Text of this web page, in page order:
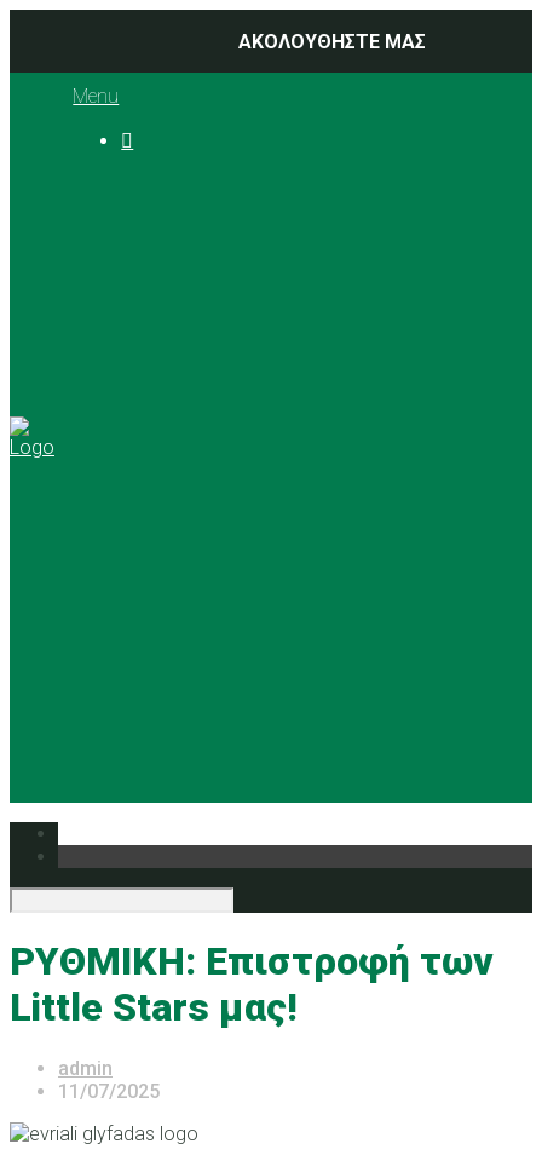
ΑΚΟΛΟΥΘΗΣΤΕ ΜΑΣ
Menu

ΡΥΘΜΙΚΗ: Επιστροφή των
Little Stars μας!
admin
11/07/2025